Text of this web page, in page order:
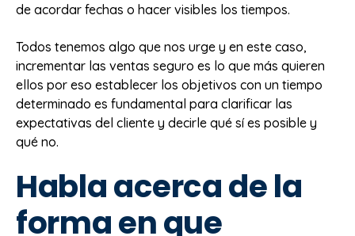
de acordar fechas o hacer visibles los tiempos.
Todos tenemos algo que nos urge y en este caso,
incrementar las ventas seguro es lo que más quieren
ellos por eso establecer los objetivos con un tiempo
determinado es fundamental para clarificar las
expectativas del cliente y decirle qué sí es posible y
qué no.
Habla acerca de la
forma en que